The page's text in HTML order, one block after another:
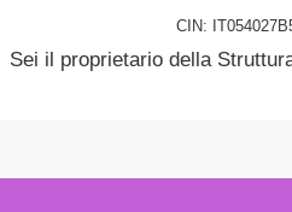
CIN:
Sei il proprietario della